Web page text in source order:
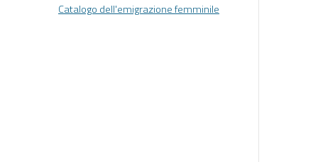
Catalogo dell'emigrazione femminile